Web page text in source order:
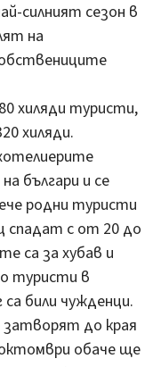
силният сезон в
на
хиляди туристи,
хиляди.
българи и се
родни туристи
спадат с от 20 до
са за хубав и
туристи в
били чужденци.
до края
обаче ще